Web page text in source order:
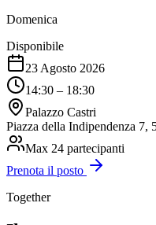
Domenica
Disponibile
23 Agosto 2026
14:30 – 18:30
Palazzo Castri
Piazza della Indipendenza 7,
Max 24 partecipanti
Prenota il posto
Together